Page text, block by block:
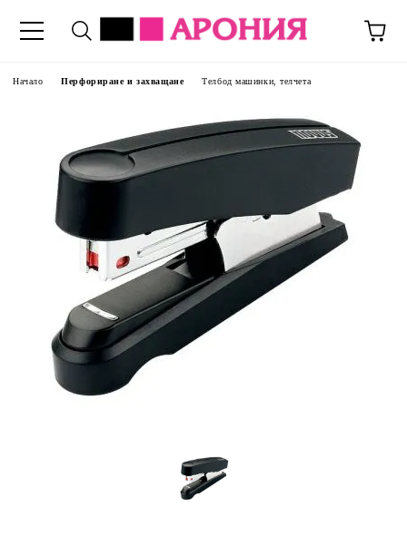
Начало Перфориране и захващане Телбод машинки, телчета